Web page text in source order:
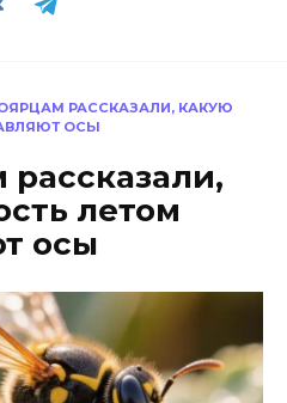
РАССКАЗАЛИ, КАКУЮ
ОСЫ
летом
осы